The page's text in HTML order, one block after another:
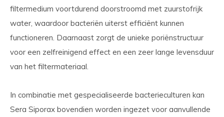
filtermedium voortdurend doorstroomd met zuurstofrijk
water, waardoor bacteriën uiterst efficiënt kunnen
functioneren. Daarnaast zorgt de unieke poriënstructuur
voor een zelfreinigend effect en een zeer lange levensduur
van het filtermateriaal.
In combinatie met gespecialiseerde bacterieculturen kan
Sera Siporax bovendien worden ingezet voor aanvullende